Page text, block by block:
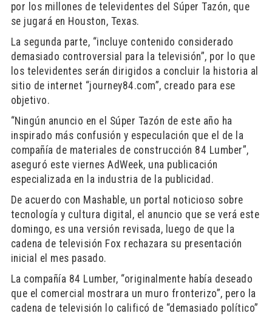
por los millones de televidentes del Súper Tazón, que
se jugará en Houston, Texas.
La segunda parte, “incluye contenido considerado
demasiado controversial para la televisión”, por lo que
los televidentes serán dirigidos a concluir la historia al
sitio de internet “journey84.com”, creado para ese
objetivo.
“Ningún anuncio en el Súper Tazón de este año ha
inspirado más confusión y especulación que el de la
compañía de materiales de construcción 84 Lumber”,
aseguró este viernes AdWeek, una publicación
especializada en la industria de la publicidad.
De acuerdo con Mashable, un portal noticioso sobre
tecnología y cultura digital, el anuncio que se verá este
domingo, es una versión revisada, luego de que la
cadena de televisión Fox rechazara su presentación
inicial el mes pasado.
La compañía 84 Lumber, “originalmente había deseado
que el comercial mostrara un muro fronterizo”, pero la
cadena de televisión lo calificó de “demasiado político”